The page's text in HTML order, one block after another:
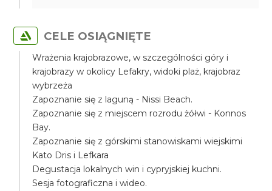
CELE OSIĄGNIĘTE
Wrażenia krajobrazowe, w szczególności góry i
krajobrazy w okolicy Lefakry, widoki plaż, krajobraz
wybrzeża
Zapoznanie się z laguną - Nissi Beach.
Zapoznanie się z miejscem rozrodu żółwi - Konnos
Bay.
Zapoznanie się z górskimi stanowiskami wiejskimi
Kato Dris i Lefkara
Degustacja lokalnych win i cypryjskiej kuchni.
Sesja fotograficzna i wideo.